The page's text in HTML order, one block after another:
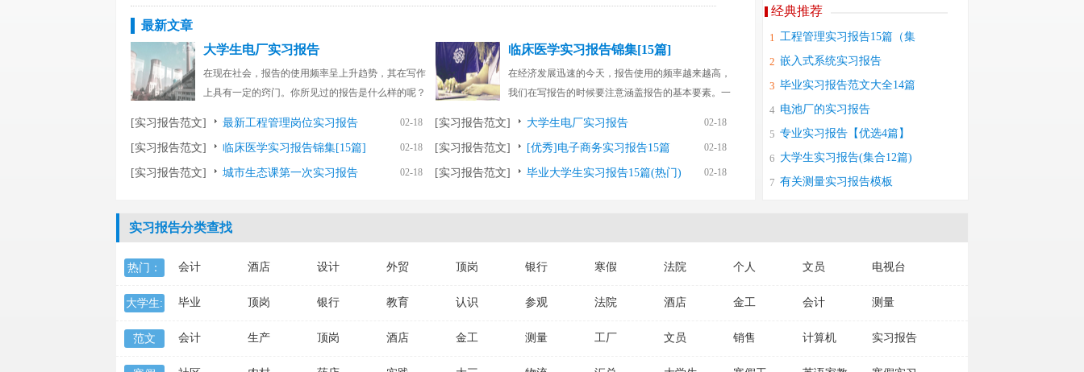
最新文章
大学生电厂实习报告
在现在社会，报告的使用频率呈上升趋势，其在写作
上具有一定的窍门。你所见过的报告是什么样的呢？
临床医学实习报告锦集[15篇]
在经济发展迅速的今天，报告使用的频率越来越高，
我们在写报告的时候要注意涵盖报告的基本要素。一
[实习报告范文] 02-18
最新工程管理岗位实习报告 [实习报告范文] 02-18
大学生电厂实习报告
[实习报告范文] 02-18
临床医学实习报告锦集[15篇] [实习报告范文] 02-18
[优秀]电子商务实习报告15篇
[实习报告范文] 02-18
城市生态课第一次实习报告 [实习报告范文] 02-18
毕业大学生实习报告15篇(热门)
经典推荐
1
工程管理实习报告15篇（集
合）
2 嵌入式系统实习报告
3 毕业实习报告范文大全14篇
4 电池厂的实习报告
5 专业实习报告【优选4篇】
6 大学生实习报告(集合12篇)
7 有关测量实习报告模板
实习报告分类查找
热门： 会计 酒店 设计 外贸 顶岗 银行 寒假 法院 个人 文员 电视台
大学生: 毕业 顶岗 银行 教育 认识 参观 法院 酒店 金工 会计 测量
范文 会计 生产 顶岗 酒店 金工 测量 工厂 文员 销售 计算机 实习报告